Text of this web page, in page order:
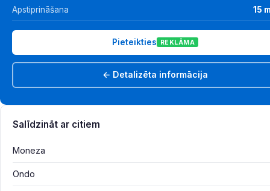
Apstiprināšana 15
Pieteikties REKLĀMA
← Detalizēta informācija
Salīdzināt ar citiem
Moneza
Ondo